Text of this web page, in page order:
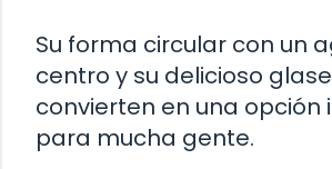
Su forma circular con un
centro y su delicioso
convierten en una opción
para mucha gente.